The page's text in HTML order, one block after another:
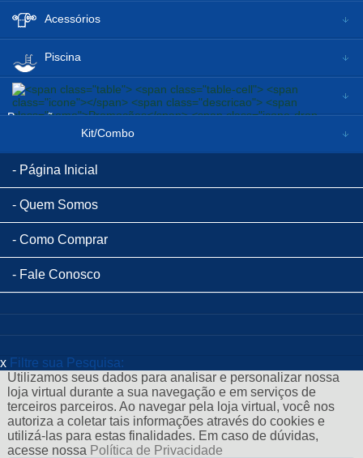
Acessórios
Piscina
Promoções
Kit/Combo
Página Inicial
Quem Somos
Como Comprar
Fale Conosco
x Filtre sua Pesquisa:
Utilizamos seus dados para analisar e personalizar nossa
loja virtual durante a sua navegação e em serviços de
terceiros parceiros. Ao navegar pela loja virtual, você nos
autoriza a coletar tais informações através do cookies e
utilizá-las para estas finalidades. Em caso de dúvidas,
acesse nossa Política de Privacidade